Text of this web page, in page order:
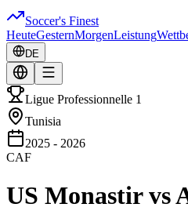
Soccer's Finest
HeuteGesternMorgenLeistung
DE
Ligue Professionnelle 1
Tunisia
2025 - 2026
CAF
US Monastir vs